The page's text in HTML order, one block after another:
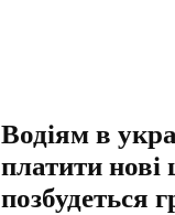
Водіям в
платити
позбудеться